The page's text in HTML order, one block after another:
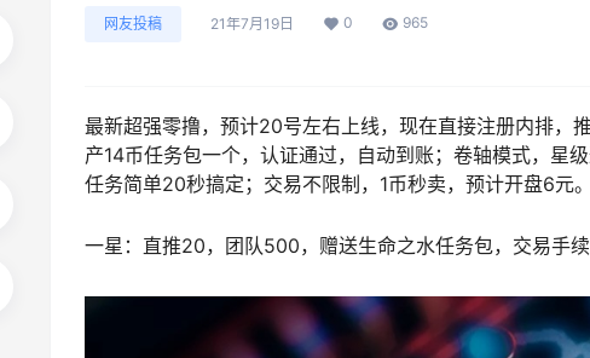
网友投稿 21年7月19日 0 965
最新超强零撸，预计20号左右上线，现在直接注册内排，
产14币任务包一个，认证通过，自动到账；卷轴模式，星
任务简单20秒搞定；交易不限制，1币秒卖，预计开盘6元。
一星：直推20，团队500，赠送生命之水任务包，交易手